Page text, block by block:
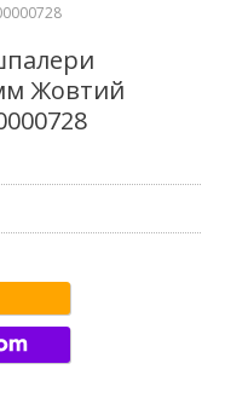
Жовтий